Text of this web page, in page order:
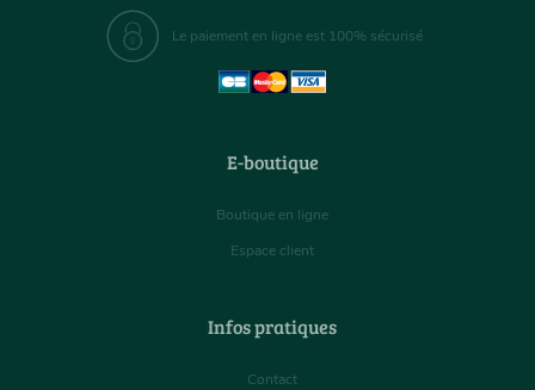
Le paiement en ligne est 100% sécurisé
E-boutique
Boutique en ligne
Espace client
Infos pratiques
Contact